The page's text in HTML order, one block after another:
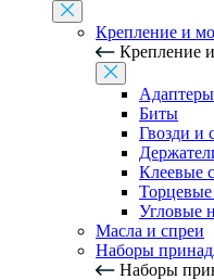
Крепление и
Крепление
Биты
Гвозди и
Клеевые
Торцевые
Угловые
Масла и спреи
Наборы
Наборы